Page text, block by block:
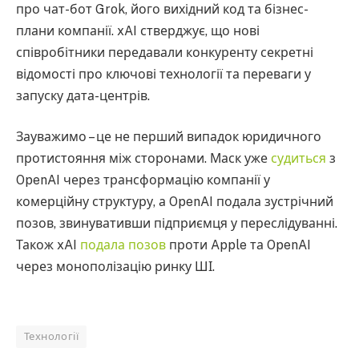
про чат-бот Grok, його вихідний код та бізнес-
плани компанії. xAI стверджує, що нові
співробітники передавали конкуренту секретні
відомості про ключові технології та переваги у
запуску дата-центрів.
Зауважимо – це не перший випадок юридичного
протистояння між сторонами. Маск уже судиться з
OpenAI через трансформацію компанії у
комерційну структуру, а OpenAI подала зустрічний
позов, звинувативши підприємця у переслідуванні.
Також xAI подала позов проти Apple та OpenAI
через монополізацію ринку ШІ.
Технології